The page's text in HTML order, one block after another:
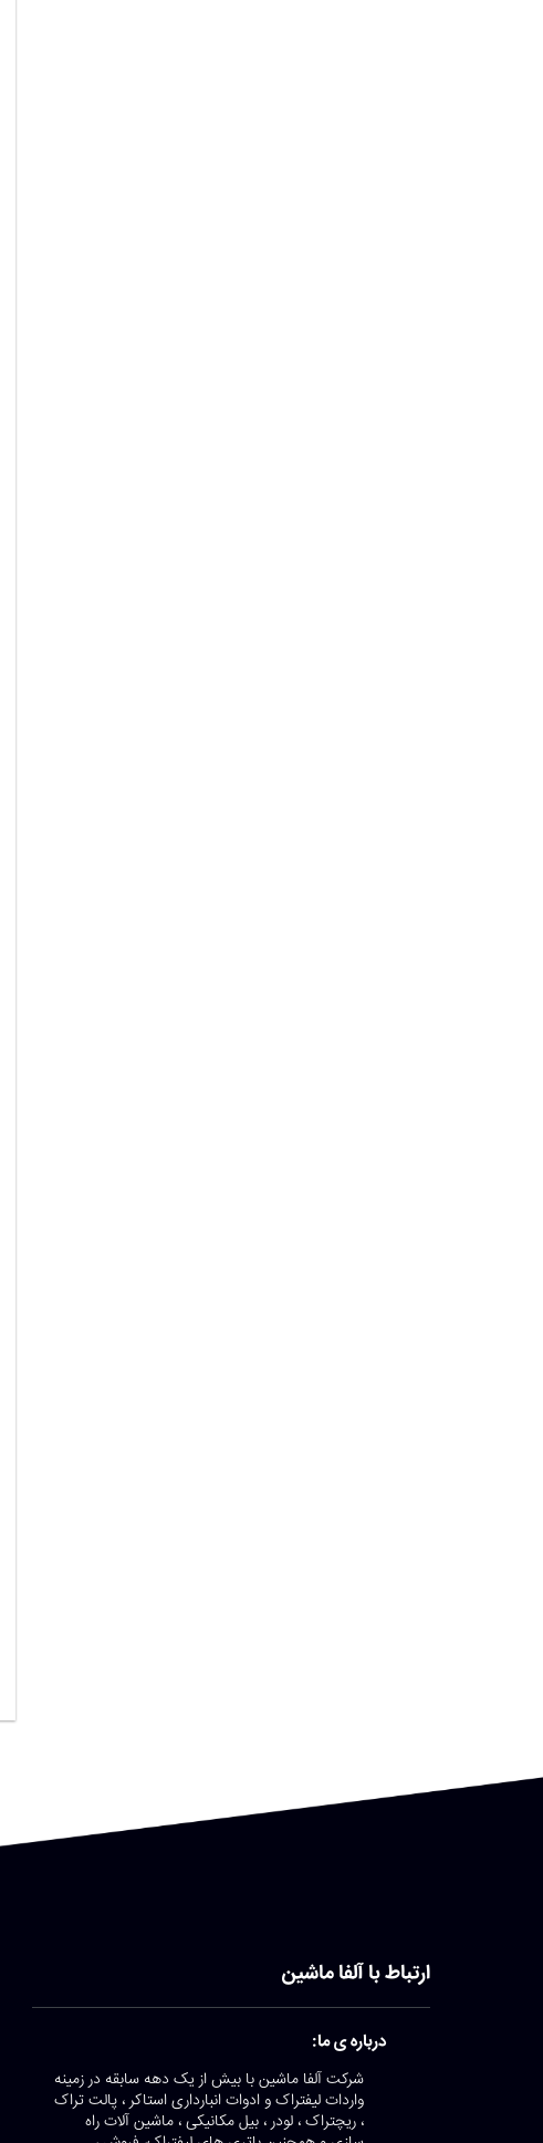
ارتباط با آلفا ماشین
درباره ی ما:
شرکت آلفا ماشین با بیش از یک دهه سابقه در زمینه
واردات لیفتراک و ادوات انبارداری استاکر ، پالت تراک
، ریچتراک ، لودر ، بیل مکانیکی ، ماشین آلات راه